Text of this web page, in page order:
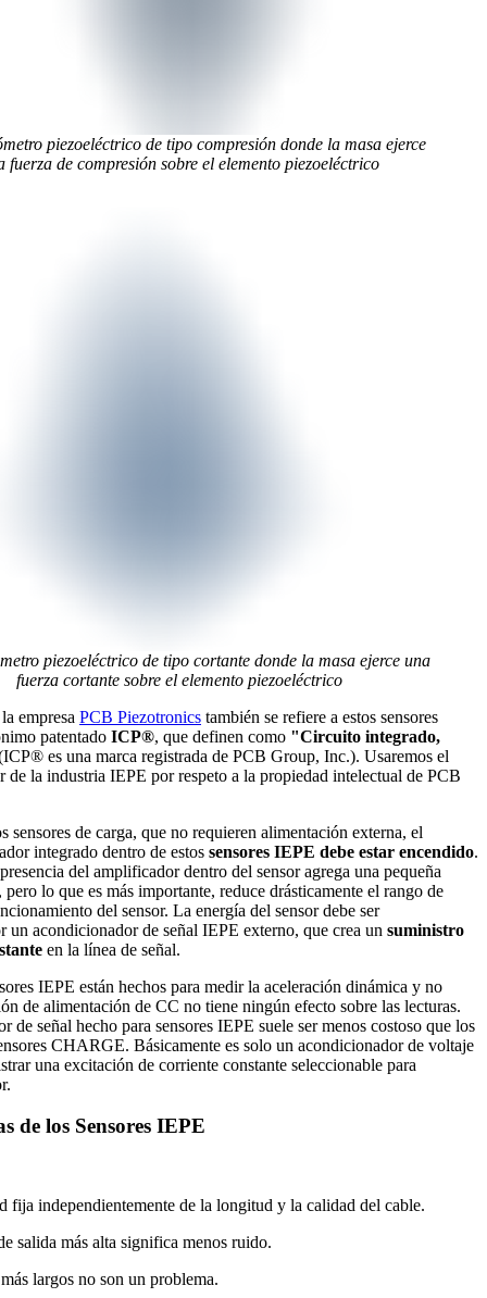
piezoeléctrico de tipo compresión donde la masa ejerce
fuerza de compresión sobre el elemento piezoeléctrico
piezoeléctrico de tipo cortante donde la masa ejerce una
fuerza cortante sobre el elemento piezoeléctrico
empresa PCB Piezotronics también se refiere a estos sensores
patentado ICP®, que definen como "Circuito integrado,
es una marca registrada de PCB Group, Inc.). Usaremos el
de la industria IEPE por respeto a la propiedad intelectual de PCB
sensores de carga, que no requieren alimentación externa, el
integrado dentro de estos sensores IEPE debe estar encendido.
del amplificador dentro del sensor agrega una pequeña
pero lo que es más importante, reduce drásticamente el rango de
del sensor. La energía del sensor debe ser
un acondicionador de señal IEPE externo, que crea un suministro
en la línea de señal.
IEPE están hechos para medir la aceleración dinámica y no
de alimentación de CC no tiene ningún efecto sobre las lecturas.
de señal hecho para sensores IEPE suele ser menos costoso que los
CHARGE. Básicamente es solo un acondicionador de voltaje
una excitación de corriente constante seleccionable para
de los Sensores IEPE
fija independientemente de la longitud y la calidad del cable.
salida más alta significa menos ruido.
largos no son un problema.